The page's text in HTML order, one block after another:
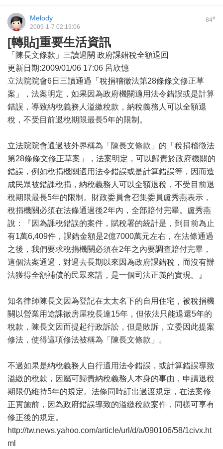
84#
Melody
2009-1-7 02:19:06
[轉貼]重要生活資訊
「陳長文條款」三讀過關 政府課錯稅全額退回
更新日期:2009/01/06 17:06 呂欣憓
立法院院會6日三讀通過「稅捐稽徵法第28條條文修正草
案」，法案明定，如果因為政府機關適用法令錯誤或是計算
錯誤，導致納稅義務人溢繳稅款，納稅義務人可以全額退
稅，不受目前退稅期限最長5年的限制。
立法院院會通過被外界稱為「陳長文條款」的「稅捐稽徵法
第28條條文修正草案」，法案明定，可以歸責於政府機關的
錯誤，例如稅捐機關適用法令錯誤或是計算錯誤等，因而造
成民眾被錯課稅捐，納稅義務人可以全額退稅，不受目前退
稅期限最長5年的限制。財政委員會召集委員盧秀燕表示，
稅捐機關必須在法條通過後2年內，全部賠付完畢。盧秀燕
說：『因為課稅錯誤的案件，賦稅署的統計是，到目前為止
有1萬6,409件，課錯金額是2億7000萬元左右，在法條通過
之後，我們要求稅捐機關必須在2年之內要調查賠付完畢，
這個法案通過，對過去長期以來因為政府課錯稅，而沒有辦
法獲得全額補償的民眾來講，是一個司法正義的實現。』
知名律師陳長文因為登記在太太名下的自用住宅，被稅捐機
關以營業用途課徵房屋稅長達15年，但依法只能退還5年的
稅款，陳長文因而提起行政訴訟，但是敗訴，立委因此提案
修法，使得這項修法被稱為「陳長文條款」。
不過如果是納稅義務人自行適用法令錯誤，或計算錯誤導致
溢繳的稅款，因屬可歸責納稅義務人本身的事由，申請退稅
期限仍維持5年的規定。法條同時訂出過渡規定，在法案修
正實施前，因為政府錯誤導致的溢繳稅款案件，同樣可享有
修正後的規定。
http://tw.news.yahoo.com/article/url/d/a/090106/58/1civx.ht
ml